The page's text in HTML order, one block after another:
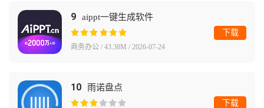
9 aippt一键生成软件
商务办公 / 43.38M / 2026-07-24
下载
10 雨诺盘点
下载